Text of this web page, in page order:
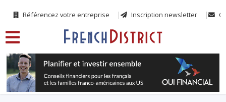
Référencez votre entreprise Inscription newsletter